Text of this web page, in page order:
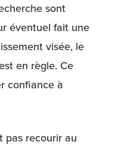
sont
éventuel fait une
visée, le
en règle. Ce
confiance à
pas recourir au